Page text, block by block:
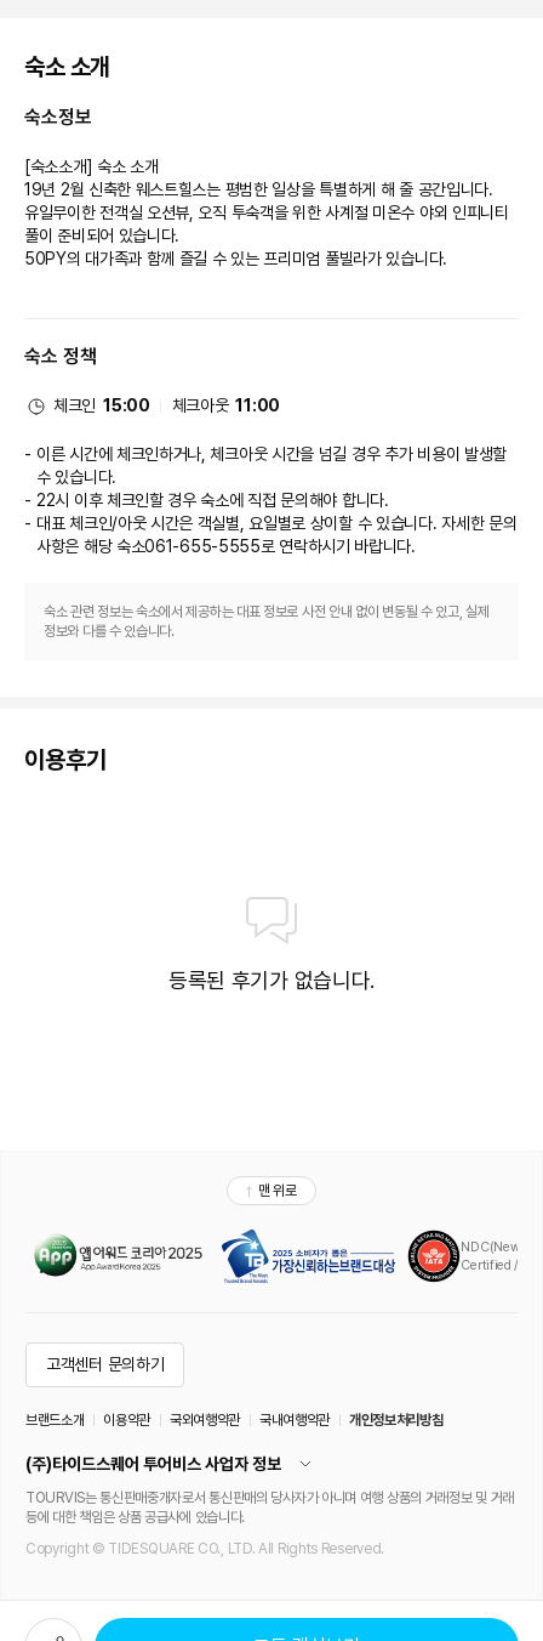
숙소 소개
숙소정보
[숙소소개] 숙소 소개
19년 2월 신축한 웨스트힐스는 평범한 일상을 특별하게 해 줄 공간입니다.
유일무이한 전객실 오션뷰, 오직 투숙객을 위한 사계절 미온수 야외 인피니티
풀이 준비되어 있습니다.
50PY의 대가족과 함께 즐길 수 있는 프리미엄 풀빌라가 있습니다.
숙소 정책
체크인 15:00 체크아웃 11:00
이른 시간에 체크인하거나, 체크아웃 시간을 넘길 경우 추가 비용이 발생할
수 있습니다.
22시 이후 체크인할 경우 숙소에 직접 문의해야 합니다.
대표 체크인/아웃 시간은 객실별, 요일별로 상이할 수 있습니다. 자세한 문의
사항은 해당 숙소061-655-5555로 연락하시기 바랍니다.
숙소 관련 정보는 숙소에서 제공하는 대표 정보로 사전 안내 없이 변동될 수 있고, 실제
정보와 다를 수 있습니다.
이용후기
등록된 후기가 없습니다.